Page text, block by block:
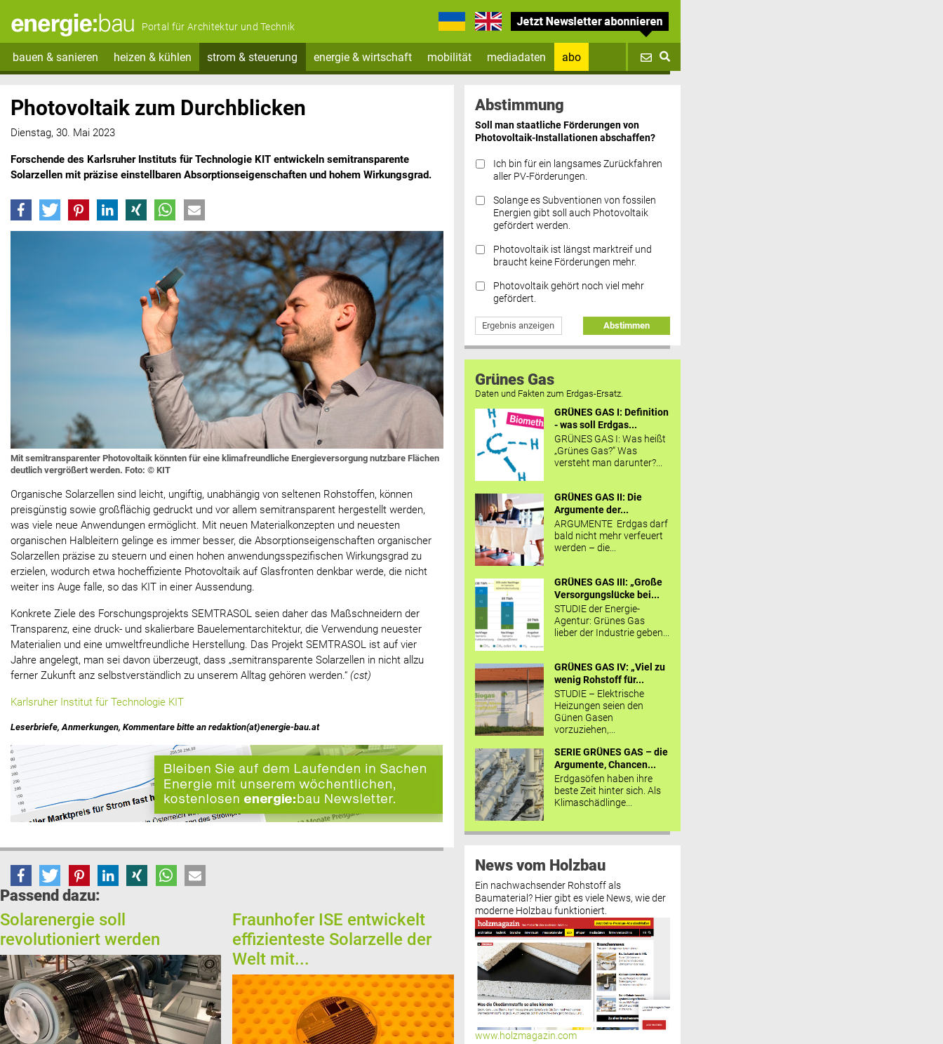
Portal für Architektur und Technik
bauen & sanieren heizen & kühlen strom & steuerung energie & wirtschaft mobilität mediadaten
abo
Datenschutz FAQs
Photovoltaik zum Durchblicken
Dienstag, 30. Mai 2023
Forschende des Karlsruher Instituts für Technologie KIT entwickeln semitransparente
Solarzellen mit präzise einstellbaren Absorptionseigenschaften und hohem Wirkungsgrad.
Mit semitransparenter Photovoltaik könnten für eine klimafreundliche Energieversorgung nutzbare Flächen
deutlich vergrößert werden. Foto: © KIT
Organische Solarzellen sind leicht, ungiftig, unabhängig von seltenen Rohstoffen, können
preisgünstig sowie großflächig gedruckt und vor allem semitransparent hergestellt werden,
was viele neue Anwendungen ermöglicht. Mit neuen Materialkonzepten und neuesten
organischen Halbleitern gelinge es immer besser, die Absorptionseigenschaften organischer
Solarzellen präzise zu steuern und einen hohen anwendungsspezifischen Wirkungsgrad zu
erzielen, wodurch etwa hocheffiziente Photovoltaik auf Glasfronten denkbar werde, die nicht
weiter ins Auge falle, so das KIT in einer Aussendung.
Konkrete Ziele des Forschungsprojekts SEMTRASOL seien daher das Maßschneidern der
Transparenz, eine druck- und skalierbare Bauelementarchitektur, die Verwendung neuester
Materialien und eine umweltfreundliche Herstellung. Das Projekt SEMTRASOL ist auf vier
Jahre angelegt, man sei davon überzeugt, dass „semitransparente Solarzellen in nicht allzu
ferner Zukunft anz selbstverständlich zu unserem Alltag gehören werden.“ (cst)
Karlsruher Institut für Technologie KIT
Leserbriefe, Anmerkungen, Kommentare bitte an redaktion(at)energie-bau.at
Passend dazu:
Solarenergie soll
revolutioniert werden
Fraunhofer ISE entwickelt
effizienteste Solarzelle der
Welt mit...
Abstimmung
Soll man staatliche Förderungen von
Photovoltaik-Installationen abschaffen?
Ich bin für ein langsames Zurückfahren
aller PV-Förderungen.
Solange es Subventionen von fossilen
Energien gibt soll auch Photovoltaik
gefördert werden.
Photovoltaik ist längst marktreif und
braucht keine Förderungen mehr.
Photovoltaik gehört noch viel mehr
gefördert.
Ergebnis anzeigen Abstimmen
Grünes Gas
Daten und Fakten zum Erdgas-Ersatz.
GRÜNES GAS I: Definition
- was soll Erdgas...
GRÜNES GAS I: Was heißt
„Grünes Gas?“ Was
versteht man darunter?...
GRÜNES GAS II: Die
Argumente der...
ARGUMENTE Erdgas darf
bald nicht mehr verfeuert
werden – die...
GRÜNES GAS III: „Große
Versorgungslücke bei...
STUDIE der Energie-
Agentur: Grünes Gas
lieber der Industrie geben...
GRÜNES GAS IV: „Viel zu
wenig Rohstoff für...
STUDIE – Elektrische
Heizungen seien den
Günen Gasen
vorzuziehen,...
SERIE GRÜNES GAS – die
Argumente, Chancen...
Erdgasöfen haben ihre
beste Zeit hinter sich. Als
Klimaschädlinge...
News vom Holzbau
Ein nachwachsender Rohstoff als
Baumaterial? Hier gibt es viele News, wie der
moderne Holzbau funktioniert.
www.holzmagazin.com